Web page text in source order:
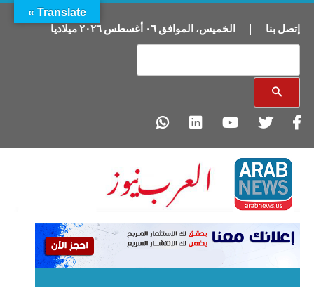
إتصل بنا | الخميس، الموافق٠٦ أغسطس ٢٠٢٦ميلاديا
Translate »